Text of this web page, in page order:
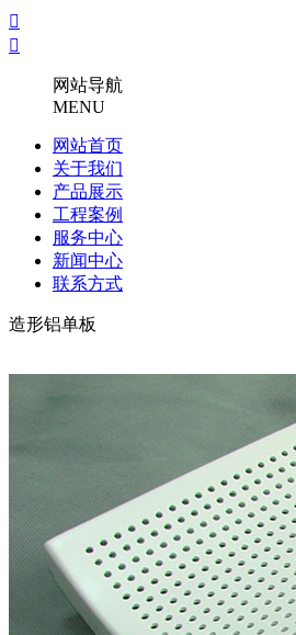


网站导航
MENU
网站首页
关于我们
产品展示
工程案例
服务中心
新闻中心
联系方式
造形铝单板